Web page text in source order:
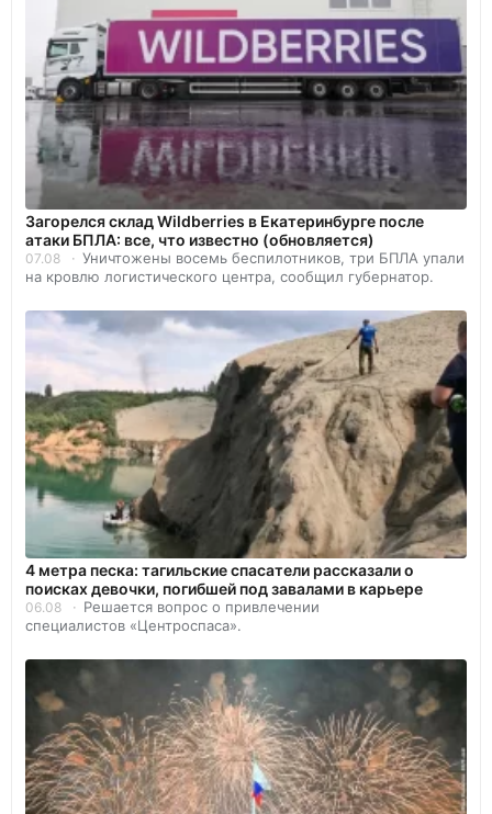
Загорелся склад Wildberries в Екатеринбурге после
атаки БПЛА: все, что известно (обновляется)
07.08
Уничтожены восемь беспилотников, три БПЛА упали
на кровлю логистического центра, сообщил губернатор.
4 метра песка: тагильские спасатели рассказали о
поисках девочки, погибшей под завалами в карьере
06.08
Решается вопрос о привлечении
специалистов «Центроспаса».